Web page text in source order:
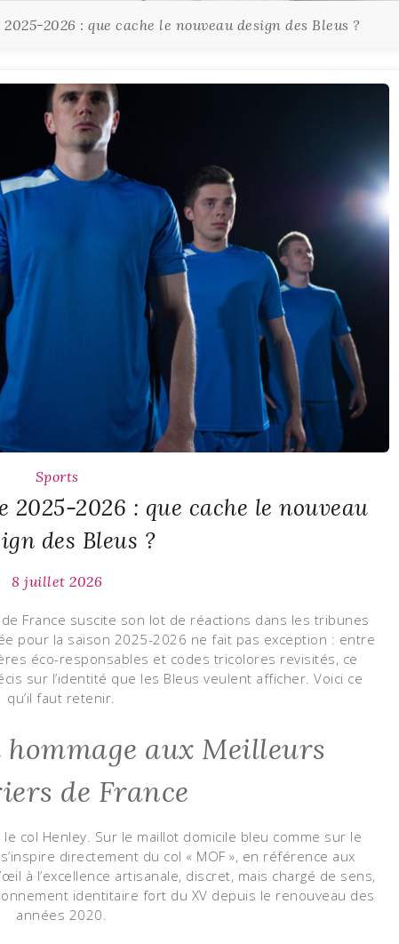
2026 : que cache le nouveau design des Bleus ?
Sports
2026 : que cache le nouveau
des Bleus ?
8 juillet 2026
France suscite son lot de réactions dans les tribunes
pour la saison 2025-2026 ne fait pas exception : entre
éco-responsables et codes tricolores revisités, ce
sur l’identité que les Bleus veulent afficher. Voici ce
qu’il faut retenir.
aux Meilleurs
de France
col Henley. Sur le maillot domicile bleu comme sur le
directement du col « MOF », en référence aux
à l’excellence artisanale, discret, mais chargé de sens,
identitaire fort du XV depuis le renouveau des
années 2020.